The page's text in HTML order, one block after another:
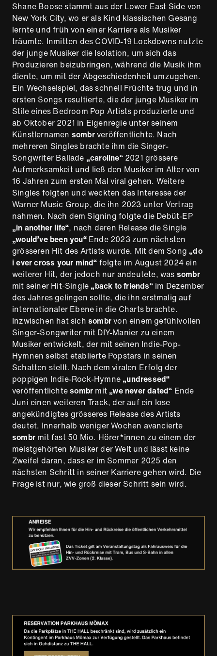
Shane Boose stammt aus der Lower East Side von
New York City, wo er als Kind klassischen Gesang
lernte und früh von einer Karriere als Musiker
träumte. Inmitten des COVID-19 Lockdowns nutzte
der junge Musiker die Isolation, um sich das
Produzieren beizubringen, während die Musik ihm
diente, um mit der Abgeschiedenheit umzugehen.
Ein Wechselspiel, das schnell Früchte trug und in
ersten Songs resultierte, die der junge Musiker im
Stile eines Bedroom Pop Artists produzierte und
ab Oktober 2021 in Eigenregie unter seinem
Künstlernamen sombrveröffentlichte. Nach
mehreren Singles brachte ihm die Singer-
Songwriter Ballade „caroline“ 2021 grössere
Aufmerksamkeit und ließ den Musiker im Alter von
16 Jahren zum ersten Mal viral gehen. Weitere
Singles folgten und weckten das Interesse der
Warner Music Group, die ihn 2023 unter Vertrag
nahmen. Nach dem Signing folgte die Debüt-EP
„in another life“, nach deren Release die Single
„would’ve been you“ Ende 2023 zum nächsten
grösseren Hit des Artists wurde. Mit dem Song „do
i ever cross your mind“ folgte im August 2024 ein
weiterer Hit, der jedoch nur andeutete, was sombr
mit seiner Hit-Single „back to friends“im Dezember
des Jahres gelingen sollte, die ihn erstmalig auf
internationaler Ebene in die Charts brachte.
Inzwischen hat sich sombrvon einem gefühlvollen
Singer-Songwriter mit DIY-Manier zu einem
Musiker entwickelt, der mit seinen Indie-Pop-
Hymnen selbst etablierte Popstars in seinen
Schatten stellt. Nach dem viralen Erfolg der
poppigen Indie-Rock-Hymne „undressed“
veröffentlichtesombr mit „we never dated“ Ende
Juni einen weiteren Track, der auf ein lose
angekündigtes grösseres Release des Artists
deutet. Innerhalb weniger Wochen avancierte
sombr mit fast 50 Mio. Hörer*innen zu einem der
meistgehörten Musiker der Welt und lässt keine
Zweifel daran, dass er im Sommer 2025 den
nächsten Schritt in seiner Karriere gehen wird. Die
Frage ist nur, wie groß dieser Schritt sein wird.